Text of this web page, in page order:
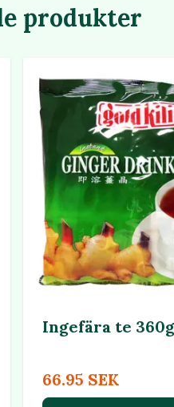
produkter
Ingefära te 360g
66.95 SEK